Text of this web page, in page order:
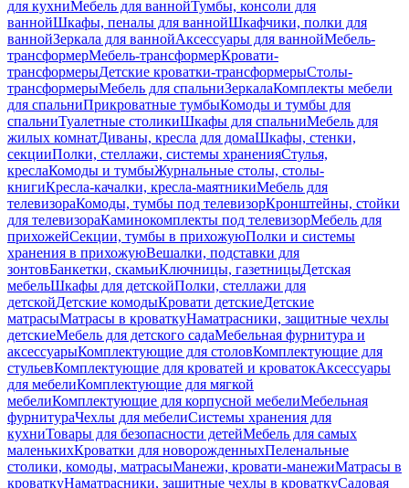
для кухниМебель для ваннойТумбы, консоли для
ваннойШкафы, пеналы для ваннойШкафчики, полки для
ваннойЗеркала для ваннойАксессуары для ваннойМебель-
трансформерМебель-трансформерКровати-
трансформерыДетские кроватки-трансформерыСтолы-
трансформерыМебель для спальниЗеркалаКомплекты мебели
для спальниПрикроватные тумбыКомоды и тумбы для
спальниТуалетные столикиШкафы для спальниМебель для
жилых комнатДиваны, кресла для домаШкафы, стенки,
секцииПолки, стеллажи, системы храненияСтулья,
креслаКомоды и тумбыЖурнальные столы, столы-
книгиКресла-качалки, кресла-маятникиМебель для
телевизораКомоды, тумбы под телевизорКронштейны, стойки
для телевизораКаминокомплекты под телевизорМебель для
прихожейСекции, тумбы в прихожуюПолки и системы
хранения в прихожуюВешалки, подставки для
зонтовБанкетки, скамьиКлючницы, газетницыДетская
мебельШкафы для детскойПолки, стеллажи для
детскойДетские комодыКровати детскиеДетские
матрасыМатрасы в кроваткуНаматрасники, защитные чехлы
детскиеМебель для детского садаМебельная фурнитура и
аксессуарыКомплектующие для столовКомплектующие для
стульевКомплектующие для кроватей и кроватокАксессуары
для мебелиКомплектующие для мягкой
мебелиКомплектующие для корпусной мебелиМебельная
фурнитураЧехлы для мебелиСистемы хранения для
кухниТовары для безопасности детейМебель для самых
маленькихКроватки для новорожденныхПеленальные
столики, комоды, матрасыМанежи, кровати-манежиМатрасы в
кроваткуНаматрасники, защитные чехлы в кроваткуСадовая